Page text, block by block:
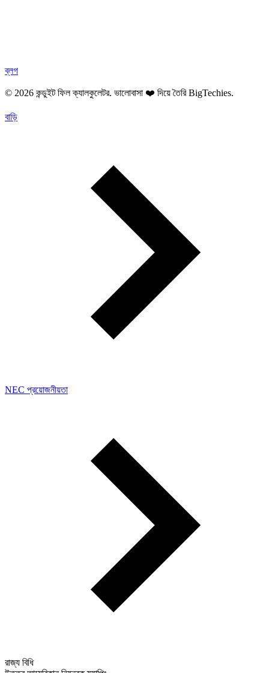
ব্লগ
© 2026 কন্ডুইট ফিল ক্যালকুলেটর. ভালোবাসা ❤️ দিয়ে তৈরিBigTechies.
বাড়ি
NEC প্রয়োজনীয়তা
রাজ্য বিধি